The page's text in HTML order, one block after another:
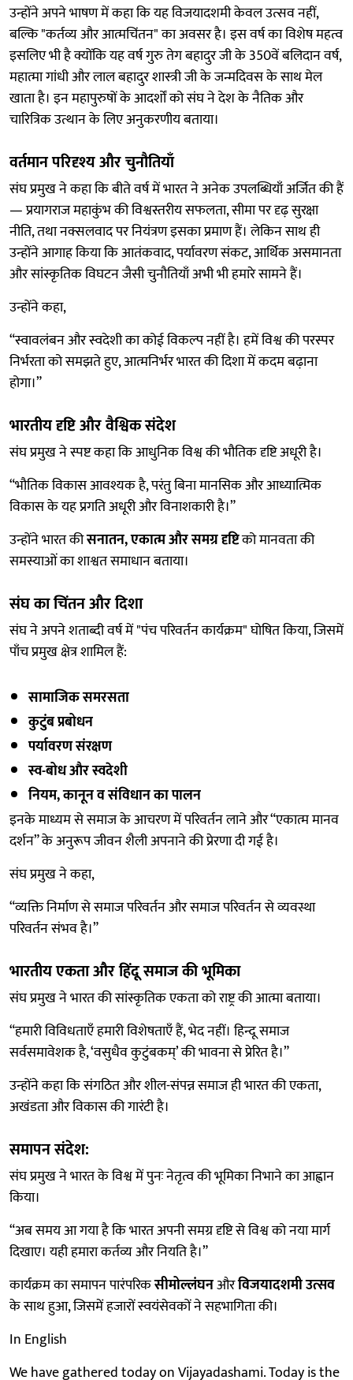
उन्होंने अपने भाषण में कहा कि यह विजयादशमी केवल उत्सव नहीं,
बल्कि "कर्तव्य और आत्मचिंतन" का अवसर है। इस वर्ष का विशेष महत्व
इसलिए भी है क्योंकि यह वर्ष गुरु तेग बहादुर जी के 350वें बलिदान वर्ष,
महात्मा गांधी और लाल बहादुर शास्त्री जी के जन्मदिवस के साथ मेल
खाता है। इन महापुरुषों के आदर्शों को संघ ने देश के नैतिक और
चारित्रिक उत्थान के लिए अनुकरणीय बताया।
वर्तमान परिदृश्य और चुनौतियाँ
संघ प्रमुख ने कहा कि बीते वर्ष में भारत ने अनेक उपलब्धियाँ अर्जित की हैं
— प्रयागराज महाकुंभ की विश्वस्तरीय सफलता, सीमा पर दृढ़ सुरक्षा
नीति, तथा नक्सलवाद पर नियंत्रण इसका प्रमाण हैं। लेकिन साथ ही
उन्होंने आगाह किया कि आतंकवाद, पर्यावरण संकट, आर्थिक असमानता
और सांस्कृतिक विघटन जैसी चुनौतियाँ अभी भी हमारे सामने हैं।
उन्होंने कहा,
“स्वावलंबन और स्वदेशी का कोई विकल्प नहीं है। हमें विश्व की परस्पर
निर्भरता को समझते हुए, आत्मनिर्भर भारत की दिशा में कदम बढ़ाना
होगा।”
भारतीय दृष्टि और वैश्विक संदेश
संघ प्रमुख ने स्पष्ट कहा कि आधुनिक विश्व की भौतिक दृष्टि अधूरी है।
“भौतिक विकास आवश्यक है, परंतु बिना मानसिक और आध्यात्मिक
विकास के यह प्रगति अधूरी और विनाशकारी है।”
उन्होंने भारत कीसनातन, एकात्म और समग्र दृष्टिको मानवता की
समस्याओं का शाश्वत समाधान बताया।
संघ का चिंतन और दिशा
संघ ने अपने शताब्दी वर्ष में "पंच परिवर्तन कार्यक्रम" घोषित किया, जिसमें
पाँच प्रमुख क्षेत्र शामिल हैं:
सामाजिक समरसता
कुटुंब प्रबोधन
पर्यावरण संरक्षण
स्व-बोध और स्वदेशी
नियम, कानून व संविधान का पालन
इनके माध्यम से समाज के आचरण में परिवर्तन लाने और “एकात्म मानव
दर्शन” के अनुरूप जीवन शैली अपनाने की प्रेरणा दी गई है।
संघ प्रमुख ने कहा,
“व्यक्ति निर्माण से समाज परिवर्तन और समाज परिवर्तन से व्यवस्था
परिवर्तन संभव है।”
भारतीय एकता और हिंदू समाज की भूमिका
संघ प्रमुख ने भारत की सांस्कृतिक एकता को राष्ट्र की आत्मा बताया।
“हमारी विविधताएँ हमारी विशेषताएँ हैं, भेद नहीं। हिन्दू समाज
सर्वसमावेशक है, ‘वसुधैव कुटुंबकम्’ की भावना से प्रेरित है।”
उन्होंने कहा कि संगठित और शील-संपन्न समाज ही भारत की एकता,
अखंडता और विकास की गारंटी है।
समापन संदेश:
संघ प्रमुख ने भारत के विश्व में पुनः नेतृत्व की भूमिका निभाने का आह्वान
किया।
“अब समय आ गया है कि भारत अपनी समग्र दृष्टि से विश्व को नया मार्ग
दिखाए। यही हमारा कर्तव्य और नियति है।”
कार्यक्रम का समापन पारंपरिकसीमोल्लंघनऔरविजयादशमी उत्सव
के साथ हुआ, जिसमें हजारों स्वयंसेवकों ने सहभागिता की।
In English
We have gathered today on Vijayadashami. Today is the